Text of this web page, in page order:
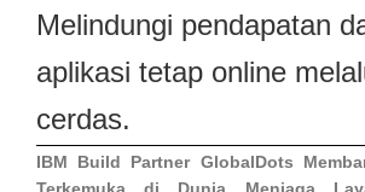
Melindungi pendapatan
aplikasi tetap online
cerdas.
IBM Build Partner GlobalDots